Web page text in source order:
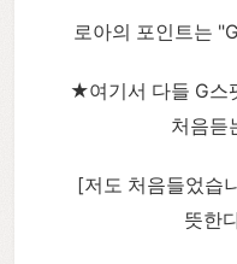
로아의 포인트는
★여기서 다들 G스
처음듣
[저도 처음들었습
뜻한